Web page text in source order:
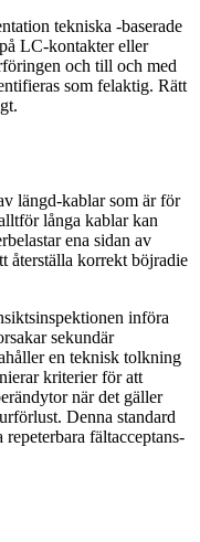
tekniska -baserade
LC-kontakter eller
och till och med
som felaktig. Rätt
längd-kablar som är för
långa kablar kan
ena sidan av
återställa korrekt böjradie
införa
sekundär
en teknisk tolkning
kriterier för att
när det gäller
Denna standard
fältacceptans-